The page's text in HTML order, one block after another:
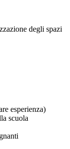
degli spazi
esperienza)
scuola